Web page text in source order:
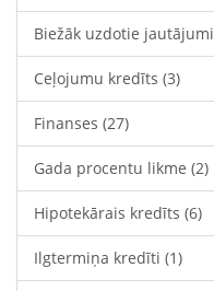
Biežāk uzdotie jautājumi
Ceļojumu kredīts (3)
Finanses (27)
Gada procentu likme (2)
Hipotekārais kredīts (6)
Ilgtermiņa kredīti (1)